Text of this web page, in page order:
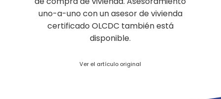
uno-a-uno con un asesor de vivienda
certificado OLCDC también está
disponible.
Ver el artículo original